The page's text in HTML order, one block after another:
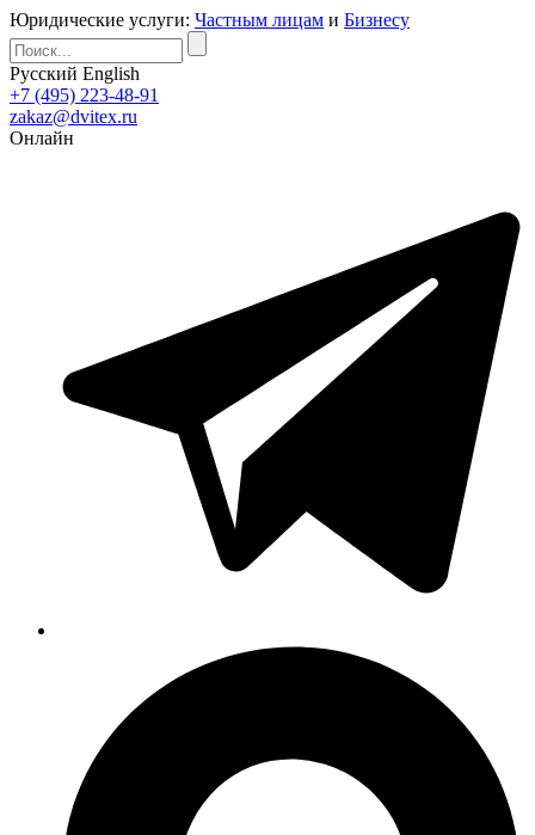
Юридические услуги: Частным лицам и Бизнесу
Русский English
+7 (495) 223-48-91
zakaz@dvitex.ru
Онлайн